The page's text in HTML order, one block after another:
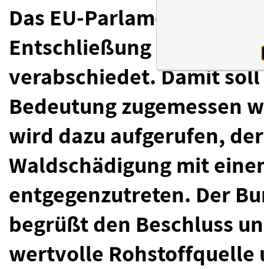
Das EU-Parlament hat in
Entschließung zur
verabschiedet. Damit
Bedeutung zugemessen
wird dazu aufgerufen,
Waldschädigung mit
entgegenzutreten. Der
begrüßt den Beschluss
wertvolle Rohstoffquelle